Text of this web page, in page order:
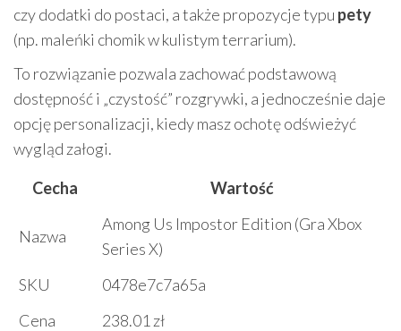
czy dodatki do postaci, a także propozycje typu pety
(np. maleńki chomik w kulistym terrarium).
To rozwiązanie pozwala zachować podstawową
dostępność i „czystość” rozgrywki, a jednocześnie daje
opcję personalizacji, kiedy masz ochotę odświeżyć
wygląd załogi.
Cecha
Wartość
Nazwa
Among Us Impostor Edition (Gra Xbox
Series X)
SKU
0478e7c7a65a
Cena
238.01 zł